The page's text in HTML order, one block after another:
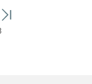
zum